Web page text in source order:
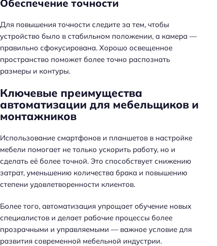
Обеспечение точности
Для повышения точности следите за тем, чтобы
устройство было в стабильном положении, а камера —
правильно сфокусирована. Хорошо освещенное
пространство поможет более точно распознать
размеры и контуры.
Ключевые преимущества
автоматизации для мебельщиков и
монтажников
Использование смартфонов и планшетов в настройке
мебели помогает не только ускорить работу, но и
сделать её более точной. Это способствует снижению
затрат, уменьшению количества брака и повышению
степени удовлетворенности клиентов.
Более того, автоматизация упрощает обучение новых
специалистов и делает рабочие процессы более
прозрачными и управляемыми — важное условие для
развития современной мебельной индустрии.